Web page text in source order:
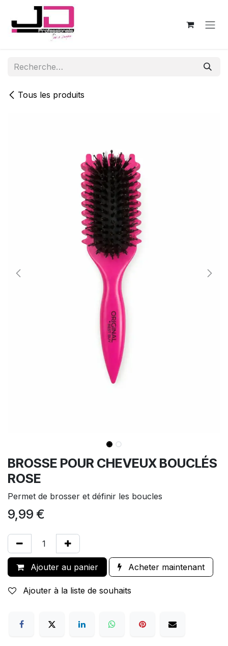
Se rendre au contenu
Tous les produits
BROSSE POUR CHEVEUX BOUCLÉS
ROSE
Permet de brosser et définir les boucles
9,99 €
Ajouter au panier Acheter maintenant
Ajouter à la liste de souhaits